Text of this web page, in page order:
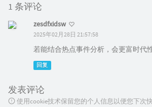
1 条评论
zesdfxidsw
2025年02月28日 21:57:58
若能结合热点事件分析，会更富时代性
回复
发表评论
使用cookie技术保留您的个人信息以便您下次